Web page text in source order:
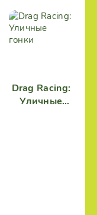
Drag Racing:
Уличные